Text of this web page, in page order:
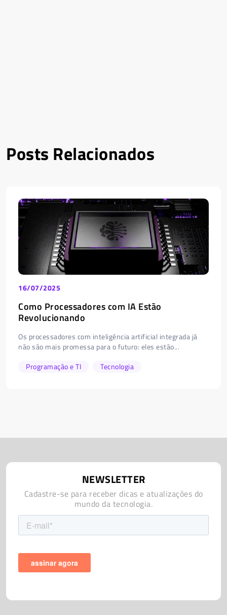
Posts Relacionados
16/07/2025
Como Processadores com IA Estão
Revolucionando
Os processadores com inteligência artificial integrada já
não são mais promessa para o futuro: eles estão...
Programação e TI
Tecnologia
NEWSLETTER
Cadastre-se para receber dicas e atualizações do
mundo da tecnologia.